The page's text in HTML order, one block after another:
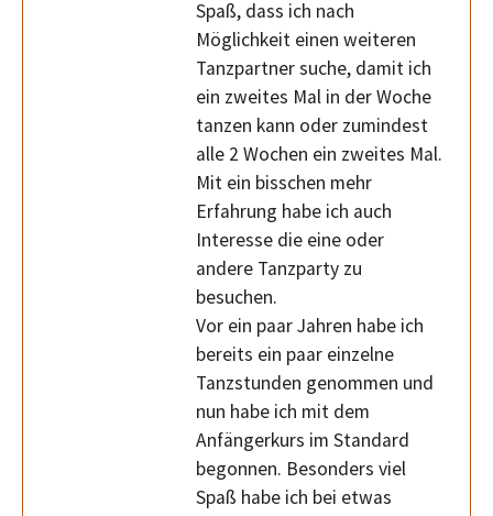
Spaß, dass ich nach
Möglichkeit einen weiteren
Tanzpartner suche, damit ich
ein zweites Mal in der Woche
tanzen kann oder zumindest
alle 2 Wochen ein zweites Mal.
Mit ein bisschen mehr
Erfahrung habe ich auch
Interesse die eine oder
andere Tanzparty zu
besuchen.
Vor ein paar Jahren habe ich
bereits ein paar einzelne
Tanzstunden genommen und
nun habe ich mit dem
Anfängerkurs im Standard
begonnen. Besonders viel
Spaß habe ich bei etwas